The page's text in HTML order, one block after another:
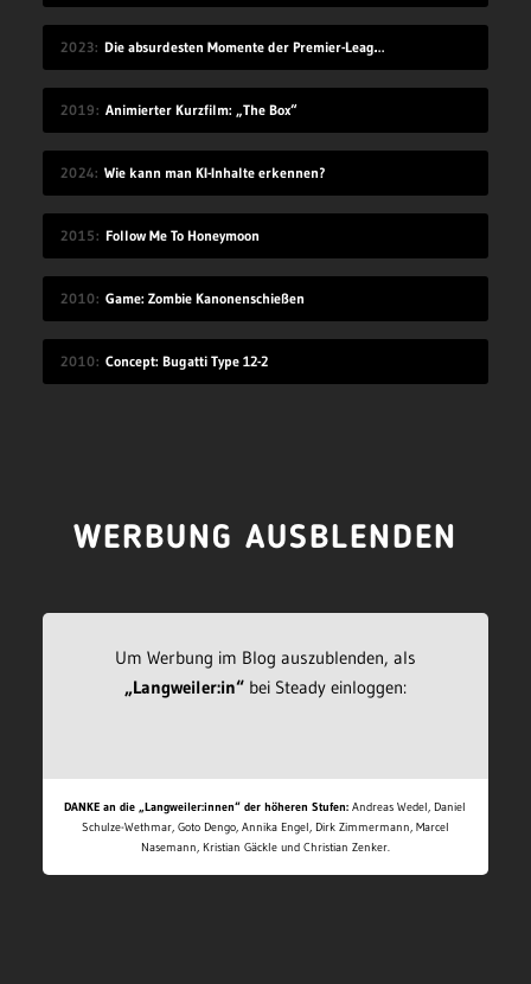
2023 Die absurdesten Momente der Premier-League-Saison 22/23
2019 Animierter Kurzfilm: „The Box“
2024 Wie kann man KI-Inhalte erkennen?
2015 Follow Me To Honeymoon
2010 Game: Zombie Kanonenschießen
2010 Concept: Bugatti Type 12-2
WERBUNG AUSBLENDEN
Um Werbung im Blog auszublenden, als
„Langweiler:in“bei Steady einloggen:
DANKE an die „Langweiler:innen“ der höheren Stufen: Andreas Wedel, Daniel
Schulze-Wethmar, Goto Dengo, Annika Engel, Dirk Zimmermann, Marcel
Nasemann, Kristian Gäckle und Christian Zenker.